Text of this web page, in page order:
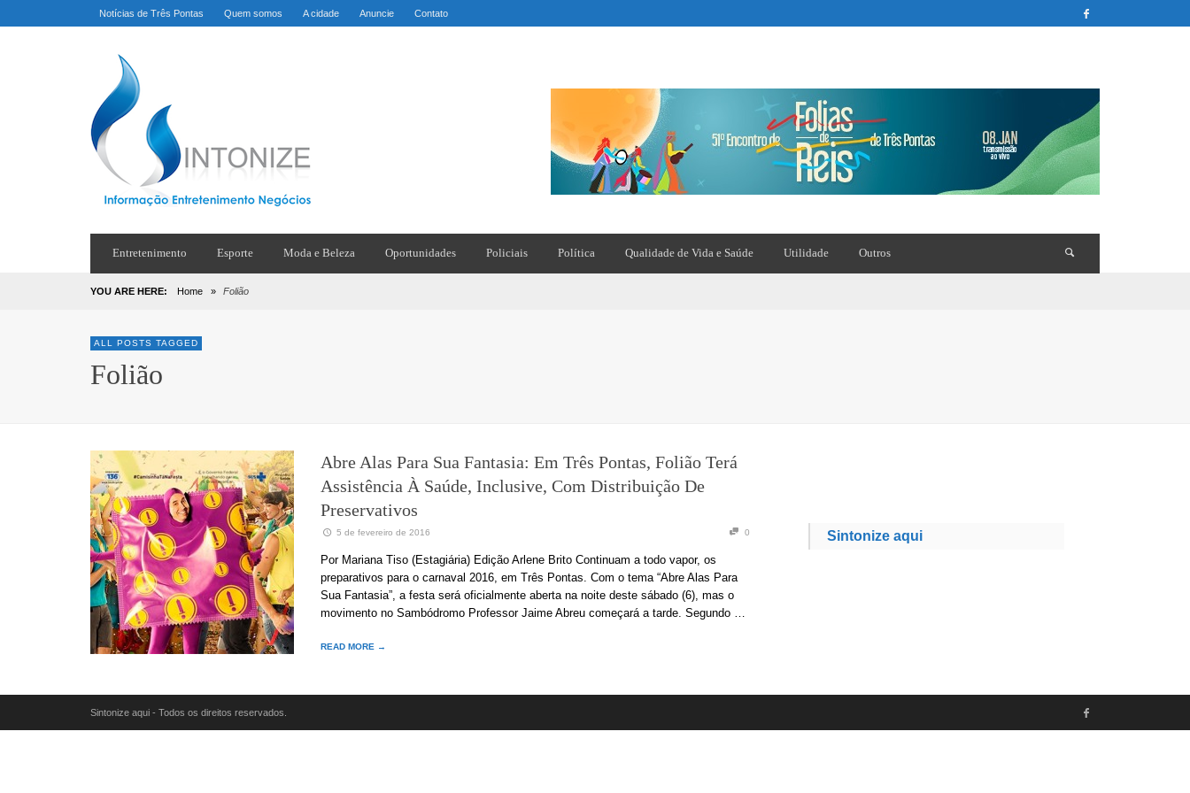
Notícias de Três Pontas Quem somos A cidade Anuncie Contato
Entretenimento Esporte Moda e Beleza Oportunidades Policiais Política Qualidade de Vida e Saúde Utilidade Outros
YOU ARE HERE: Home » Folião
ALL POSTS TAGGED
Folião
Abre Alas Para Sua Fantasia: Em Três Pontas, Folião Terá
Assistência À Saúde, Inclusive, Com Distribuição De
Preservativos
5 de fevereiro de 2016 0
Por Mariana Tiso (Estagiária) Edição Arlene Brito Continuam a todo vapor, os
preparativos para o carnaval 2016, em Três Pontas. Com o tema “Abre Alas Para
Sua Fantasia”, a festa será oficialmente aberta na noite deste sábado (6), mas o
movimento no Sambódromo Professor Jaime Abreu começará a tarde. Segundo …
READ MORE →
Sintonize aqui
Sintonize aqui - Todos os direitos reservados.